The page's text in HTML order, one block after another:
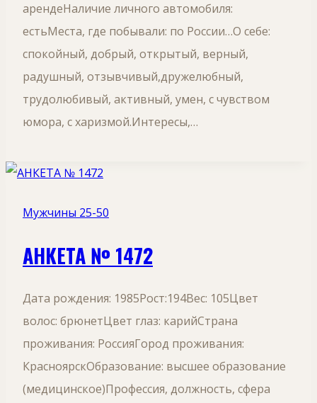
арендеНаличие личного автомобиля:
естьМеста, где побывали: по России…О себе:
спокойный, добрый, открытый, верный,
радушный, отзывчивый,дружелюбный,
трудолюбивый, активный, умен, с чувством
юмора, с харизмой.Интересы,…
Мужчины 25-50
АНКЕТА № 1472
Дата рождения: 1985Рост:194Вес: 105Цвет
волос: брюнетЦвет глаз: карийСтрана
проживания: РоссияГород проживания:
КрасноярскОбразование: высшее образование
(медицинское)Профессия, должность, сфера